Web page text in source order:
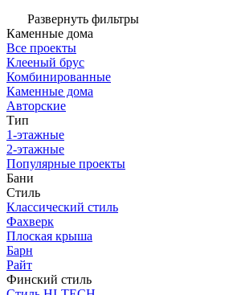
Развернуть фильтры
Каменные дома
Все проекты
Клееный брус
Комбинированные
Каменные дома
Авторские
Тип
1-этажные
2-этажные
Популярные проекты
Бани
Стиль
Классический стиль
Фахверк
Плоская крыша
Барн
Райт
Финский стиль